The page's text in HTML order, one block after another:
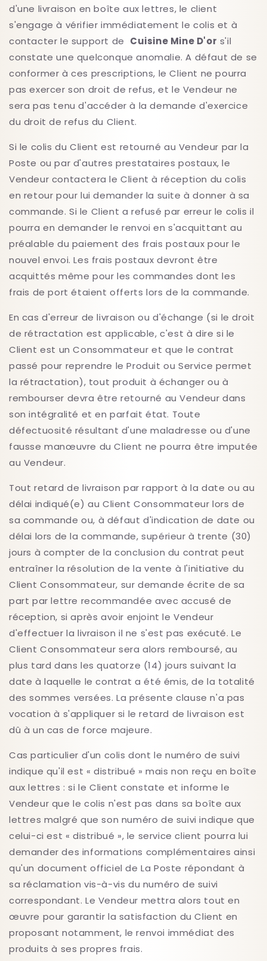
d'une livraison en boîte aux lettres, le client
s'engage à vérifier immédiatement le colis et à
contacter le support de Cuisine Mine D'or s'il
constate une quelconque anomalie. A défaut de se
conformer à ces prescriptions, le Client ne pourra
pas exercer son droit de refus, et le Vendeur ne
sera pas tenu d'accéder à la demande d'exercice
du droit de refus du Client.
Si le colis du Client est retourné au Vendeur par la
Poste ou par d'autres prestataires postaux, le
Vendeur contactera le Client à réception du colis
en retour pour lui demander la suite à donner à sa
commande. Si le Client a refusé par erreur le colis il
pourra en demander le renvoi en s'acquittant au
préalable du paiement des frais postaux pour le
nouvel envoi. Les frais postaux devront être
acquittés même pour les commandes dont les
frais de port étaient offerts lors de la commande.
En cas d'erreur de livraison ou d'échange (si le droit
de rétractation est applicable, c'est à dire si le
Client est un Consommateur et que le contrat
passé pour reprendre le Produit ou Service permet
la rétractation), tout produit à échanger ou à
rembourser devra être retourné au Vendeur dans
son intégralité et en parfait état. Toute
défectuosité résultant d'une maladresse ou d'une
fausse manœuvre du Client ne pourra être imputée
au Vendeur.
Tout retard de livraison par rapport à la date ou au
délai indiqué(e) au Client Consommateur lors de
sa commande ou, à défaut d'indication de date ou
délai lors de la commande, supérieur à trente (30)
jours à compter de la conclusion du contrat peut
entraîner la résolution de la vente à l'initiative du
Client Consommateur, sur demande écrite de sa
part par lettre recommandée avec accusé de
réception, si après avoir enjoint le Vendeur
d'effectuer la livraison il ne s'est pas exécuté. Le
Client Consommateur sera alors remboursé, au
plus tard dans les quatorze (14) jours suivant la
date à laquelle le contrat a été émis, de la totalité
des sommes versées. La présente clause n'a pas
vocation à s'appliquer si le retard de livraison est
dû à un cas de force majeure.
Cas particulier d'un colis dont le numéro de suivi
indique qu'il est « distribué » mais non reçu en boîte
aux lettres : si le Client constate et informe le
Vendeur que le colis n'est pas dans sa boîte aux
lettres malgré que son numéro de suivi indique que
celui-ci est « distribué », le service client pourra lui
demander des informations complémentaires ainsi
qu'un document officiel de La Poste répondant à
sa réclamation vis-à-vis du numéro de suivi
correspondant. Le Vendeur mettra alors tout en
œuvre pour garantir la satisfaction du Client en
proposant notamment, le renvoi immédiat des
produits à ses propres frais.